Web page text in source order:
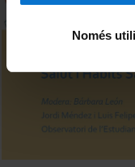
Només